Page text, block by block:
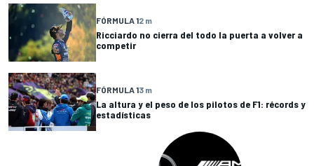
FÓRMULA 12 m
Ricciardo no cierra del todo la puerta a volver a
competir
FÓRMULA 13 m
La altura y el peso de los pilotos de F1: récords y
estadísticas